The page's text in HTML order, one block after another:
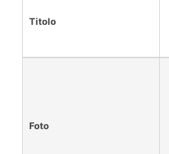
Titolo
Foto